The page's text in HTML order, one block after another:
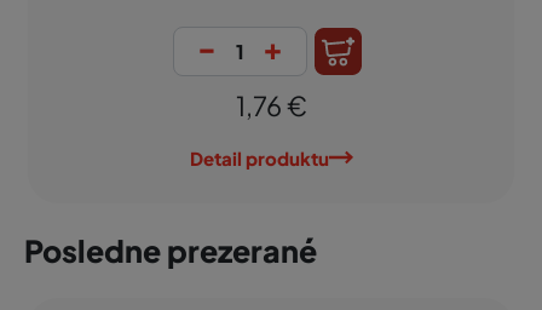
- +
1,76 €
Detail produktu
Posledne prezerané